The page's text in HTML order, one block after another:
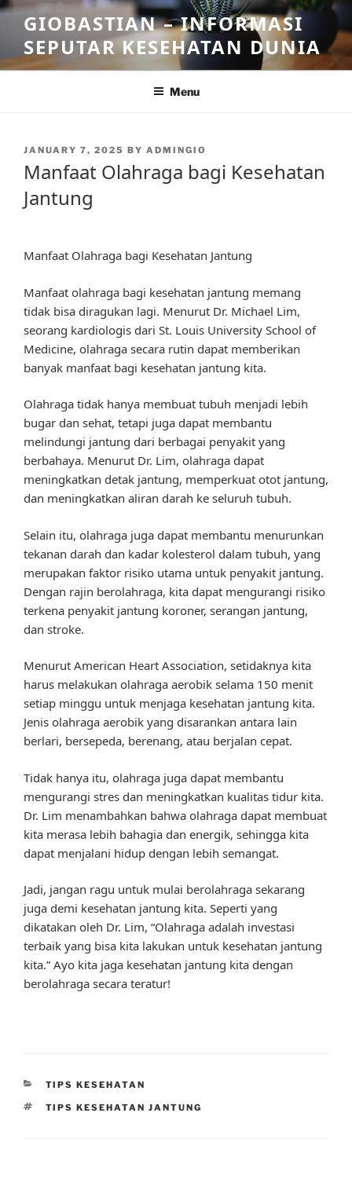
Skip
content
GIOBASTIAN – INFORMASI
SEPUTAR KESEHATAN DUNIA
Menu
POSTED
JANUARY 7, 2025 BY ADMINGIO
Manfaat Olahraga bagi Kesehatan
Jantung
Manfaat Olahraga bagi Kesehatan Jantung
Manfaat olahraga bagi kesehatan jantung memang
tidak bisa diragukan lagi. Menurut Dr. Michael Lim,
seorang kardiologis dari St. Louis University School of
Medicine, olahraga secara rutin dapat memberikan
banyak manfaat bagi kesehatan jantung kita.
Olahraga tidak hanya membuat tubuh menjadi lebih
bugar dan sehat, tetapi juga dapat membantu
melindungi jantung dari berbagai penyakit yang
berbahaya. Menurut Dr. Lim, olahraga dapat
meningkatkan detak jantung, memperkuat otot jantung,
dan meningkatkan aliran darah ke seluruh tubuh.
Selain itu, olahraga juga dapat membantu menurunkan
tekanan darah dan kadar kolesterol dalam tubuh, yang
merupakan faktor risiko utama untuk penyakit jantung.
Dengan rajin berolahraga, kita dapat mengurangi risiko
terkena penyakit jantung koroner, serangan jantung,
dan stroke.
Menurut American Heart Association, setidaknya kita
harus melakukan olahraga aerobik selama 150 menit
setiap minggu untuk menjaga kesehatan jantung kita.
Jenis olahraga aerobik yang disarankan antara lain
berlari, bersepeda, berenang, atau berjalan cepat.
Tidak hanya itu, olahraga juga dapat membantu
mengurangi stres dan meningkatkan kualitas tidur kita.
Dr. Lim menambahkan bahwa olahraga dapat membuat
kita merasa lebih bahagia dan energik, sehingga kita
dapat menjalani hidup dengan lebih semangat.
Jadi, jangan ragu untuk mulai berolahraga sekarang
juga demi kesehatan jantung kita. Seperti yang
dikatakan oleh Dr. Lim, “Olahraga adalah investasi
terbaik yang bisa kita lakukan untuk kesehatan jantung
kita.” Ayo kita jaga kesehatan jantung kita dengan
berolahraga secara teratur!
CATEGORIES
TIPS KESEHATAN
TAGS
TIPS KESEHATAN JANTUNG